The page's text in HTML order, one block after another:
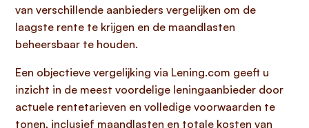
van verschillende aanbieders vergelijken om de
laagste rente te krijgen en de maandlasten
beheersbaar te houden.
Een objectieve vergelijking via Lening.com geeft u
inzicht in de meest voordelige leningaanbieder door
actuele rentetarieven en volledige voorwaarden te
tonen, inclusief maandlasten en totale kosten van